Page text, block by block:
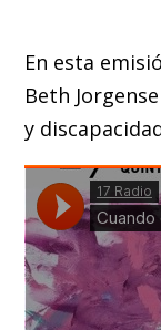
En esta
Beth
y